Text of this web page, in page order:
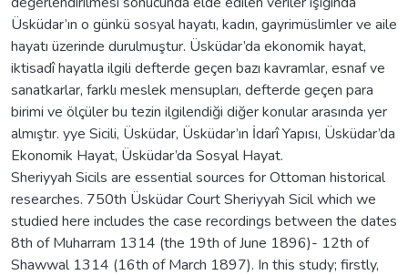
Üsküdar’ın o günkü sosyal hayatı, kadın, gayrimüslimler ve aile
hayatı üzerinde durulmuştur. Üsküdar’da ekonomik hayat,
iktisadî hayatla ilgili defterde geçen bazı kavramlar, esnaf ve
sanatkarlar, farklı meslek mensupları, defterde geçen para
birimi ve ölçüler bu tezin ilgilendiği diğer konular arasında yer
almıştır. yye Sicili, Üsküdar, Üsküdar’ın İdarî Yapısı, Üsküdar’da
Ekonomik Hayat, Üsküdar’da Sosyal Hayat.
Sheriyyah Sicils are essential sources for Ottoman historical
researches. 750th Üsküdar Court Sheriyyah Sicil which we
studied here includes the case recordings between the dates
8th of Muharram 1314 (the 19th of June 1896)- 12th of
Shawwal 1314 (16th of March 1897). In this study; firstly,